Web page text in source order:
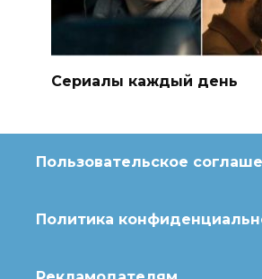
Сериалы каждый день
Пользовательское
Политика